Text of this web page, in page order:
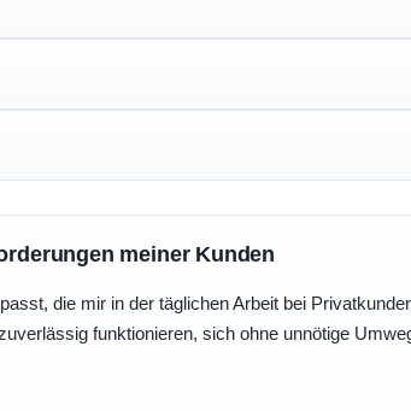
meiner Kunden
die mir in der täglichen Arbeit bei
funktionieren, sich ohne unnötige